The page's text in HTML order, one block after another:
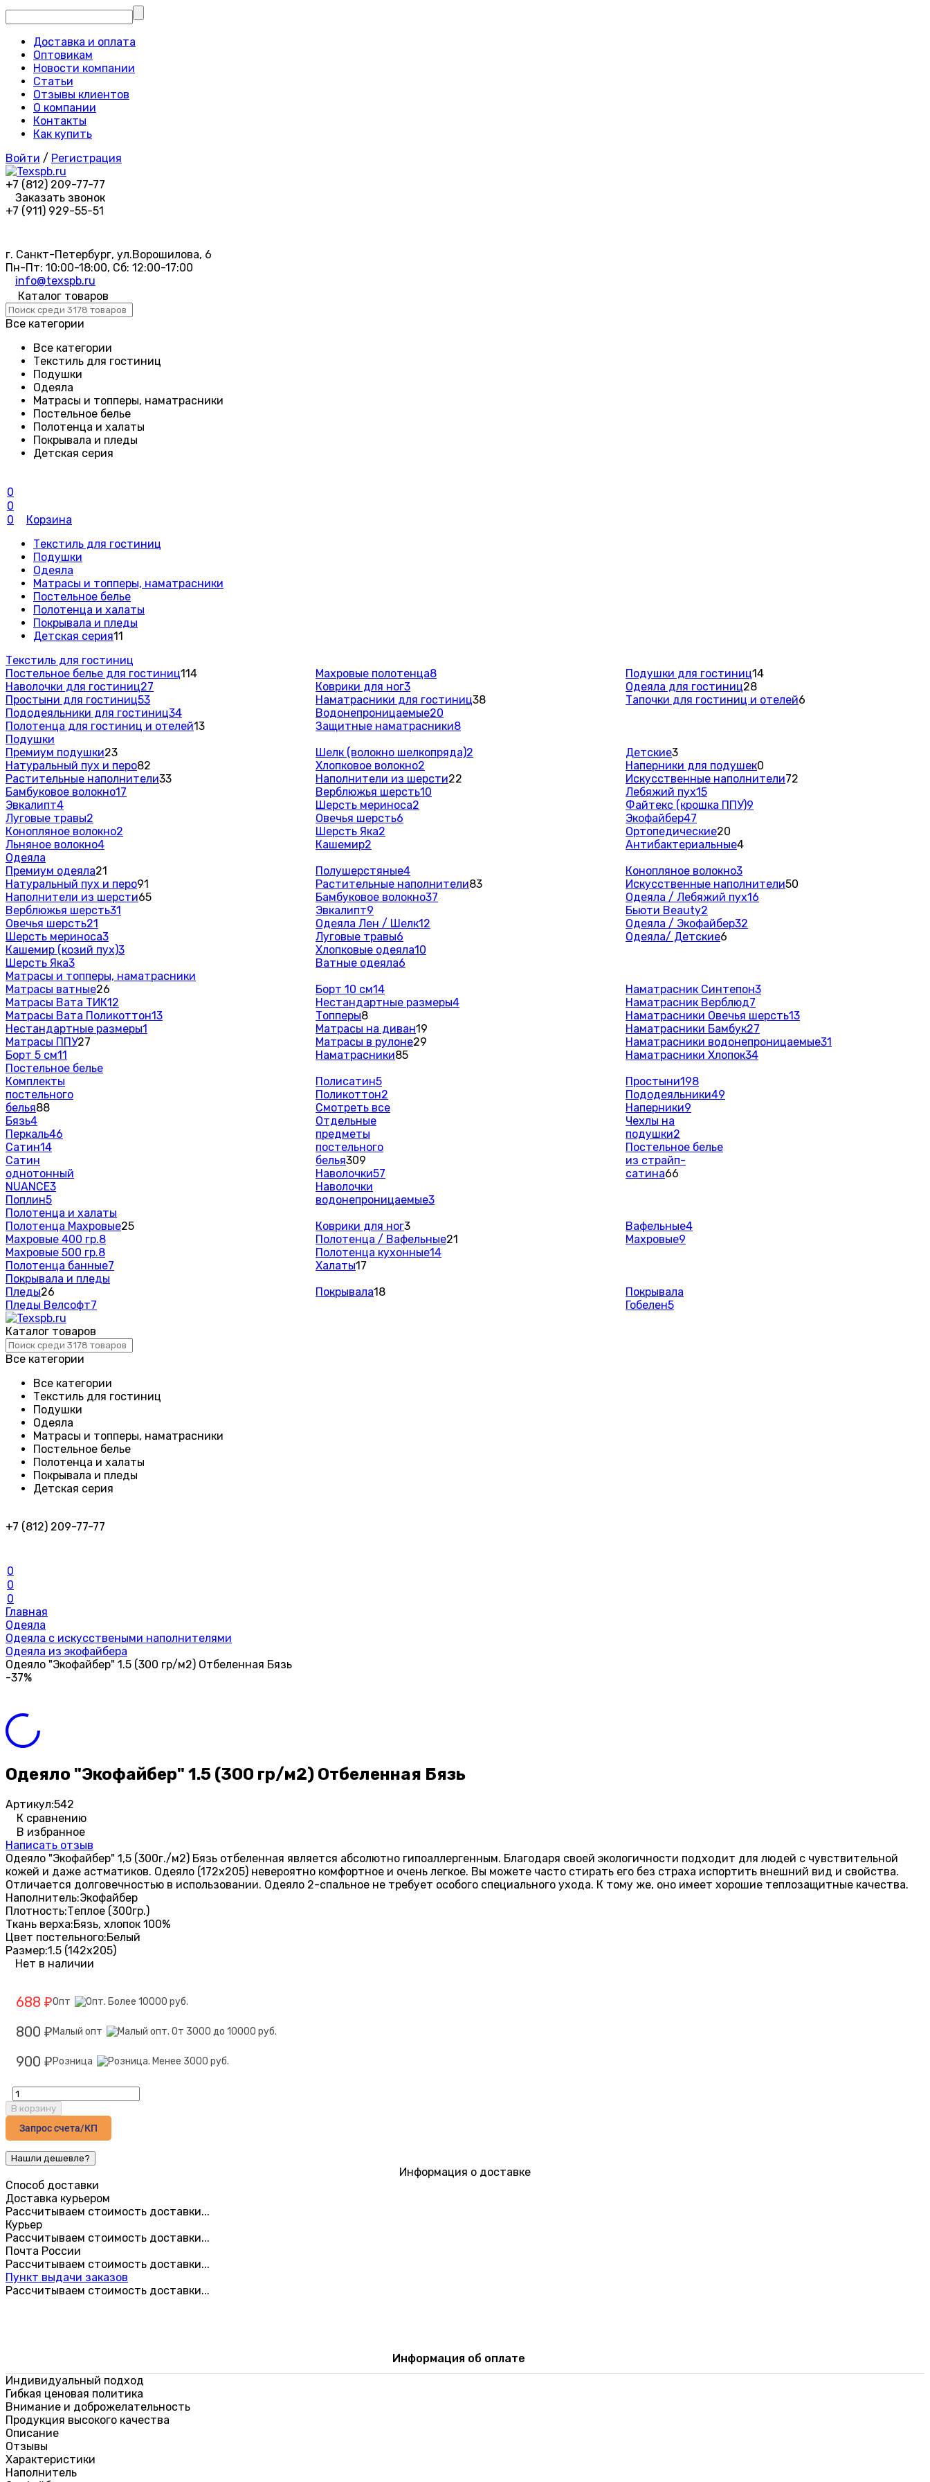
Доставка и оплата
Оптовикам
Новости компании
Статьи
Отзывы клиентов
О компании
Контакты
Как купить
Войти / Регистрация
+7 (812) 209-77-77
Заказать звонок
+7 (911) 929-55-51
г. Санкт-Петербург, ул.Ворошилова, 6
Пн-Пт: 10:00-18:00, Сб: 12:00-17:00
info@texspb.ru
Каталог товаров
Все категории
Все категории
Текстиль для гостиниц
Подушки
Одеяла
Матрасы и топперы, наматрасники
Постельное белье
Полотенца и халаты
Покрывала и пледы
Детская серия
0
0
0
Корзина
Текстиль для гостиниц
Подушки
Одеяла
Матрасы и топперы, наматрасники
Постельное белье
Полотенца и халаты
Покрывала и пледы
Детская серия11
Текстиль для гостиниц
Постельное белье для гостиниц114
Наволочки для гостиниц27
Простыни для гостиниц53
Пододеяльники для гостиниц34
Полотенца для гостиниц и отелей13
Махровые полотенца8
Коврики для ног3
Наматрасники для гостиниц38
Водонепроницаемые20
Защитные наматрасники8
Подушки для гостиниц14
Одеяла для гостиниц28
Тапочки для гостиниц и отелей6
Подушки
Премиум подушки23
Натуральный пух и перо82
Растительные наполнители33
Бамбуковое волокно17
Эвкалипт4
Луговые травы2
Конопляное волокно2
Льняное волокно4
Шелк (волокно шелкопряда)2
Хлопковое волокно2
Наполнители из шерсти22
Верблюжья шерсть10
Шерсть мериноса2
Овечья шерсть6
Шерсть Яка2
Кашемир2
Детские3
Наперники для подушек0
Искусственные наполнители72
Лебяжий пух15
Файтекс (крошка ППУ)9
Экофайбер47
Ортопедические20
Антибактериальные4
Одеяла
Премиум одеяла21
Натуральный пух и перо91
Наполнители из шерсти65
Верблюжья шерсть31
Овечья шерсть21
Шерсть мериноса3
Кашемир (козий пух)3
Шерсть Яка3
Полушерстяные4
Растительные наполнители83
Бамбуковое волокно37
Эвкалипт9
Одеяла Лен / Шелк12
Луговые травы6
Хлопковые одеяла10
Ватные одеяла6
Конопляное волокно3
Искусственные наполнители50
Одеяла / Лебяжий пух16
Бьюти Beauty2
Одеяла / Экофайбер32
Одеяла/ Детские6
Матрасы и топперы, наматрасники
Матрасы ватные26
Матрасы Вата ТИК12
Матрасы Вата Поликоттон13
Нестандартные размеры1
Матрасы ППУ27
Борт 5 см11
Борт 10 см14
Нестандартные размеры4
Топперы8
Матрасы на диван19
Матрасы в рулоне29
Наматрасники85
Наматрасник Синтепон3
Наматрасник Верблюд7
Наматрасники Овечья шерсть13
Наматрасники Бамбук27
Наматрасники водонепроницаемые31
Наматрасники Хлопок34
Постельное белье
Комплекты
постельного
белья88
Бязь4
Перкаль46
Сатин14
Сатин
однотонный
NUANCE3
Поплин5
Полисатин5
Поликоттон2
Смотреть все
Отдельные
предметы
постельного
белья309
Наволочки57
Наволочки
водонепроницаемые3
Простыни198
Пододеяльники49
Наперники9
Чехлы на
подушки2
Постельное белье
из страйп-
сатина66
Полотенца и халаты
Полотенца Махровые25
Махровые 400 гр.8
Махровые 500 гр.8
Полотенца банные7
Коврики для ног3
Полотенца / Вафельные21
Полотенца кухонные14
Халаты17
Вафельные4
Махровые9
Покрывала и пледы
Пледы26
Пледы Велсофт7
Покрывала18
Покрывала
Гобелен5
Каталог товаров
Все категории
Все категории
Текстиль для гостиниц
Подушки
Одеяла
Матрасы и топперы, наматрасники
Постельное белье
Полотенца и халаты
Покрывала и пледы
Детская серия
+7 (812) 209-77-77
0
0
0
Главная
Одеяла
Одеяла с искусствеными наполнителями
Одеяла из экофайбера
Одеяло "Экофайбер" 1.5 (300 гр/м2) Отбеленная Бязь
-37%
Одеяло "Экофайбер" 1.5 (300 гр/м2) Отбеленная Бязь
Артикул:542
К сравнению
В избранное
Написать отзыв
Одеяло "Экофайбер" 1,5 (300г./м2) Бязь отбеленная является абсолютно гипоаллергенным. Благодаря своей экологичности подходит для людей с чувствительной
кожей и даже астматиков. Одеяло (172х205) невероятно комфортное и очень легкое. Вы можете часто стирать его без страха испортить внешний вид и свойства.
Отличается долговечностью в использовании. Одеяло 2-спальное не требует особого специального ухода. К тому же, оно имеет хорошие теплозащитные качества.
Наполнитель:Экофайбер
Плотность:Теплое (300гр.)
Ткань верха:Бязь, хлопок 100%
Цвет постельного:Белый
Размер:1.5 (142х205)
Нет в наличии
688 ₽Опт
800 ₽ Малый опт
900 ₽ Розница
В корзину
Запрос счета/КП
Информация о доставке
Способ доставки
Доставка курьером
Рассчитываем стоимость доставки...
Курьер
Рассчитываем стоимость доставки...
Почта России
Рассчитываем стоимость доставки...
Пункт выдачи заказов
Рассчитываем стоимость доставки...
Информация об оплате
Индивидуальный подход
Гибкая ценовая политика
Внимание и доброжелательность
Продукция высокого качества
Описание
Отзывы
Характеристики
Наполнитель